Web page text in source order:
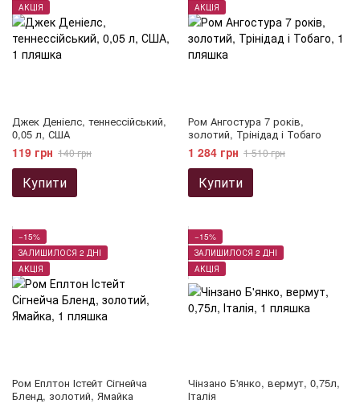
АКЦІЯ
Джек Деніелс, теннессійський,
0,05 л, США
119 грн 140 грн
Купити
АКЦІЯ
Ром Ангостура 7 років,
золотий, Трінідад і Тобаго
1 284 грн 1 510 грн
Купити
−15%
ЗАЛИШИЛОСЯ 2 ДНІ
АКЦІЯ
Ром Еплтон Істейт Сігнейча
Бленд, золотий, Ямайка
−15%
ЗАЛИШИЛОСЯ 2 ДНІ
АКЦІЯ
Чінзано Б'янко, вермут, 0,75л,
Італія